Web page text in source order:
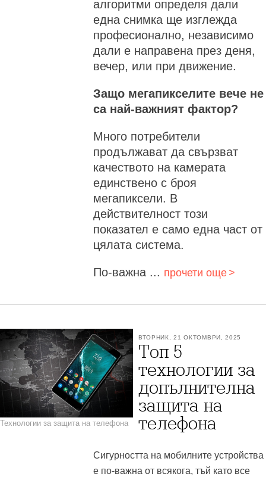
алгоритми определя дали
една снимка ще изглежда
професионално, независимо
дали е направена през деня,
вечер, или при движение.
Защо мегапикселите вече не
са най-важният фактор?
Много потребители
продължават да свързват
качеството на камерата
единствено с броя
мегапиксели. В
действителност този
показател е само една част от
цялата система.
По-важна ... прочети още
ВТОРНИК, 21 ОКТОМВРИ, 2025
Топ 5
технологии за
допълнителна
защита на
телефона
Технологии за защита на телефона
Сигурността на мобилните устройства
е по-важна от всякога, тъй като все